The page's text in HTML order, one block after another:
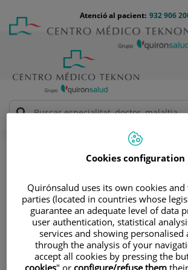
contingut
Menú
teléfono
cabecera
932 906
Atenció al pacient:
Instituto del Corazón Quirónsalud
Tractaments i especialitats
Cardiologia intervencionista i
Cardiologia
hemodinàmica
experts en el tractament
malalties cardíaques amb
(sense cirurgia), i de la
Cookies configuration
Quirónsalud uses its own cookies
parties (located in countries whose
guarantee an adequate level of data
user authentication, statistical
services and showing personalised
through the analysis of your
accept all cookies by pressing the
cookies" or configure/refuse them